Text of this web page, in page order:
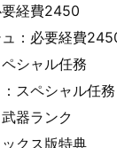
要経費2450
ュ：必要経費
シャル任務
スペシャル任務
器ランク
クス版特典